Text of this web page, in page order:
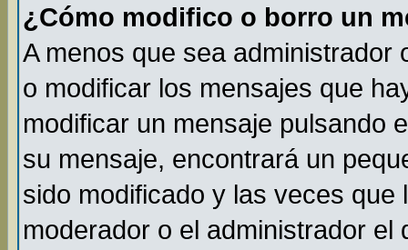
¿Cómo modifico o borro un
A menos que sea administrador
o modificar los mensajes que
modificar un mensaje pulsando
su mensaje, encontrará un
sido modificado y las veces
moderador o el administrador